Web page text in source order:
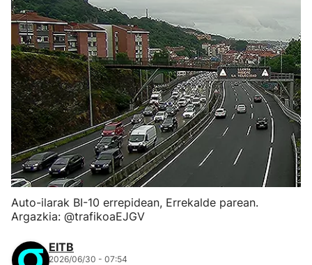
Auto-ilarak BI-10 errepidean, Errekalde parean.
Argazkia: @trafikoaEJGV
EITB
2026/06/30 - 07:54